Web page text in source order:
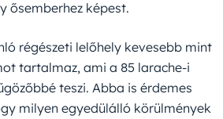
ősemberhez képest.
régészeti lelőhely kevesebb mint
tartalmaz, ami a 85 larache-i
teszi. Abba is érdemes
milyen egyedülálló körülmények